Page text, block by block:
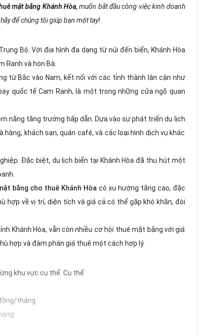
mặt bằng Khánh Hòa, muốn bắt đầu công việc kinh doanh
để chúng tôi giúp bạn một tay!
Bộ. Với địa hình đa dạng từ núi đến biển, Khánh Hòa
Ranh và hòn Bà.
từ Bắc vào Nam, kết nối với các tỉnh thành lân cận như
quốc tế Cam Ranh, là một trong những cửa ngõ quan
năng tăng trưởng hấp dẫn. Dựa vào sự phát triển du lịch
khách sạn, quán café, và các loại hình dịch vụ khác
Đặc biệt, du lịch biển tại Khánh Hòa đã thu hút một
bằng cho thuê Khánh Hòa có xu hướng tăng cao, đặc
về vị trí, diện tích và giá cả có thể gặp khó khăn, đòi
Khánh Hòa, vẫn còn nhiều cơ hội thuê mặt bằng với giá
hợp và đàm phán giá thuê một cách hợp lý.
khu vực cụ thể. Cụ thể:
tháng.